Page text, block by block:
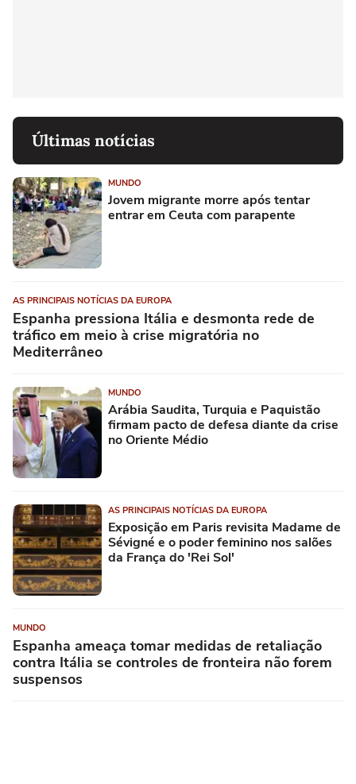
Últimas notícias
MUNDO
Jovem migrante morre após tentar
entrar em Ceuta com parapente
AS PRINCIPAIS NOTÍCIAS DA EUROPA
Espanha pressiona Itália e desmonta rede de
tráfico em meio à crise migratória no
Mediterrâneo
MUNDO
Arábia Saudita, Turquia e Paquistão
firmam pacto de defesa diante da crise
no Oriente Médio
AS PRINCIPAIS NOTÍCIAS DA EUROPA
Exposição em Paris revisita Madame de
Sévigné e o poder feminino nos salões
da França do 'Rei Sol'
MUNDO
Espanha ameaça tomar medidas de retaliação
contra Itália se controles de fronteira não forem
suspensos